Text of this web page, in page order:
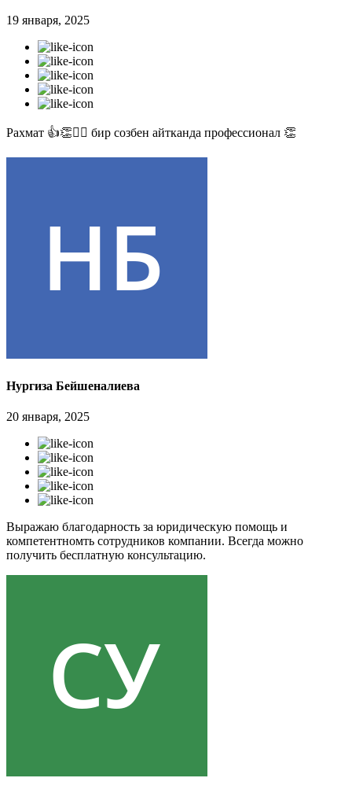
19 января, 2025
Рахмат 👍👏✊🏻 бир созбен айтканда профессионал 👏
Нургиза Бейшеналиева
20 января, 2025
Выражаю благодарность за юридическую помощь и
компетентномть сотрудников компании. Всегда можно
получить бесплатную консультацию.